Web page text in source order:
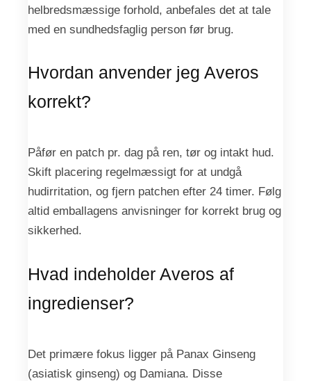
helbredsmæssige forhold, anbefales det at tale
med en sundhedsfaglig person før brug.
Hvordan anvender jeg Averos
korrekt?
Påfør en patch pr. dag på ren, tør og intakt hud.
Skift placering regelmæssigt for at undgå
hudirritation, og fjern patchen efter 24 timer. Følg
altid emballagens anvisninger for korrekt brug og
sikkerhed.
Hvad indeholder Averos af
ingredienser?
Det primære fokus ligger på Panax Ginseng
(asiatisk ginseng) og Damiana. Disse